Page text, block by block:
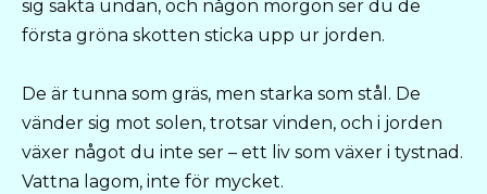
sig sakta undan, och någon morgon ser du de
första gröna skotten sticka upp ur jorden.
De är tunna som gräs, men starka som stål. De
vänder sig mot solen, trotsar vinden, och i jorden
växer något du inte ser – ett liv som växer i tystnad.
Vattna lagom, inte för mycket.